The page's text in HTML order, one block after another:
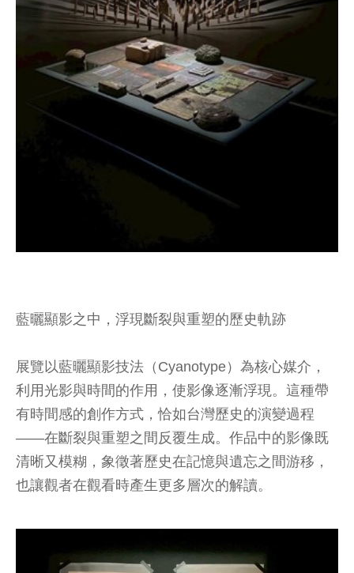
藍曬顯影之中，浮現斷裂與重塑的歷史軌跡
展覽以藍曬顯影技法（Cyanotype）為核心媒介，
利用光影與時間的作用，使影像逐漸浮現。這種帶
有時間感的創作方式，恰如台灣歷史的演變過程
——在斷裂與重塑之間反覆生成。作品中的影像既
清晰又模糊，象徵著歷史在記憶與遺忘之間游移，
也讓觀者在觀看時產生更多層次的解讀。